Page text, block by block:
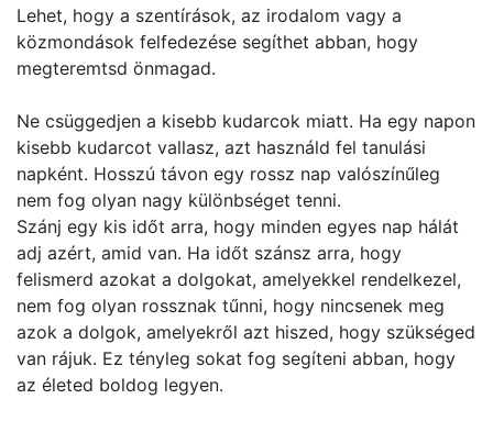
Lehet, hogy a szentírások, az irodalom vagy a
közmondások felfedezése segíthet abban, hogy
megteremtsd önmagad.
Ne csüggedjen a kisebb kudarcok miatt. Ha egy napon
kisebb kudarcot vallasz, azt használd fel tanulási
napként. Hosszú távon egy rossz nap valószínűleg
nem fog olyan nagy különbséget tenni.
Szánj egy kis időt arra, hogy minden egyes nap hálát
adj azért, amid van. Ha időt szánsz arra, hogy
felismerd azokat a dolgokat, amelyekkel rendelkezel,
nem fog olyan rossznak tűnni, hogy nincsenek meg
azok a dolgok, amelyekről azt hiszed, hogy szükséged
van rájuk. Ez tényleg sokat fog segíteni abban, hogy
az életed boldog legyen.